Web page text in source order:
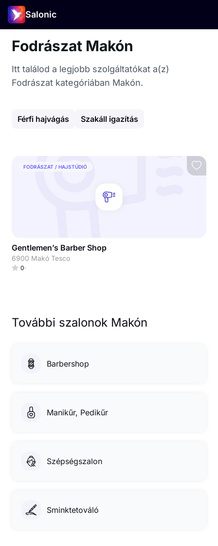
Salonic
Fodrászat Makón
Itt találod a legjobb szolgáltatókat a(z)
Fodrászat kategóriában Makón.
Férfi hajvágás Szakáll igazítás
FODRÁSZAT / HAJSTÚDIÓ
Gentlemen’s Barber Shop
6900 Makó Tesco
0
További szalonok Makón
Barbershop
Manikűr, Pedikűr
Szépségszalon
Sminktetováló